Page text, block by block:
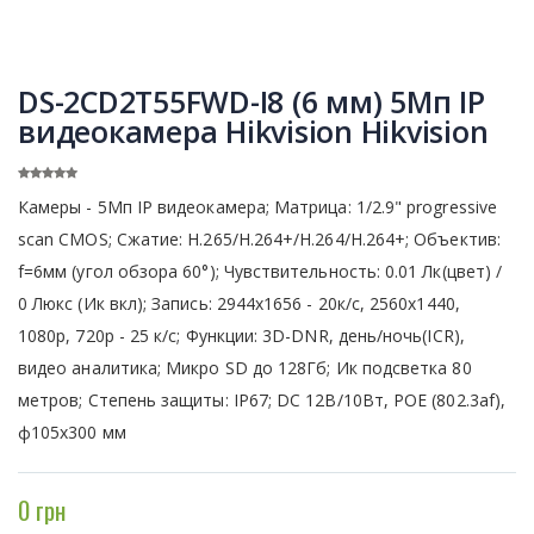
DS-2CD2T55FWD-I8 (6 мм) 5Мп IP
видеокамера Hikvision Hikvision
Камеры - 5Мп IP видеокамера; Матрица: 1/2.9" progressive
scan CMOS; Сжатие: H.265/H.264+/H.264/H.264+; Объектив:
f=6мм (угол обзора 60°); Чувствительность: 0.01 Лк(цвет) /
0 Люкс (Ик вкл); Запись: 2944x1656 - 20к/с, 2560x1440,
1080p, 720p - 25 к/с; Функции: 3D-DNR, день/ночь(ICR),
видео аналитика; Микро SD до 128Гб; Ик подсветка 80
метров; Степень защиты: IP67; DC 12В/10Вт, POE (802.3af),
ф105x300 мм
0 грн